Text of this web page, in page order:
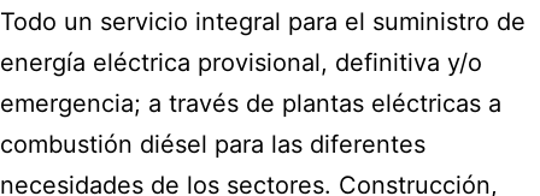
Todo un servicio integral para el suministro de
energía eléctrica provisional, definitiva y/o
emergencia; a través de plantas eléctricas a
combustión diésel para las diferentes
necesidades de los sectores. Construcción,